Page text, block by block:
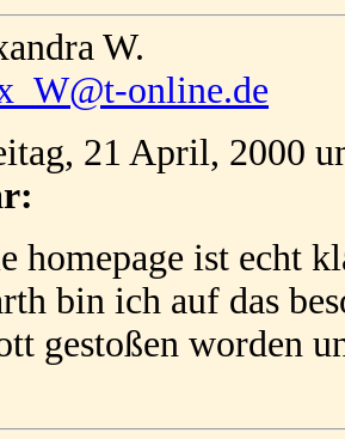
W.
online.de
21 April, 2000
homepage ist echt
bin ich auf das
gestoßen worden